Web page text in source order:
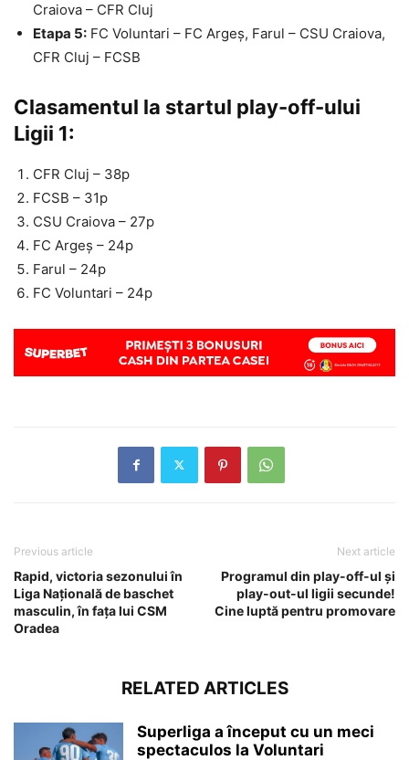
Craiova – CFR Cluj
Etapa 5: FC Voluntari – FC Argeș, Farul – CSU Craiova,
CFR Cluj – FCSB
Clasamentul la startul play-off-ului
Ligii 1:
CFR Cluj – 38p
FCSB – 31p
CSU Craiova – 27p
FC Argeș – 24p
Farul – 24p
FC Voluntari – 24p
Previous article
Rapid, victoria sezonului în
Liga Națională de baschet
masculin, în fața lui CSM
Oradea
Next article
Programul din play-off-ul și
play-out-ul ligii secunde!
Cine luptă pentru promovare
RELATED ARTICLES
Superliga a început cu un meci
spectaculos la Voluntari